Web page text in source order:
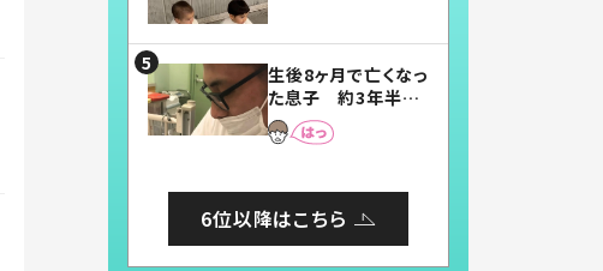
まらない」「幸せにな
れる」
生後8ヶ月で亡くなっ
た息子 約3年半
後、当時の妻の日記
に書いてあった本音
6位以降はこちら